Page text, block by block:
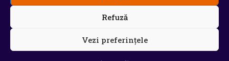
Refuză
Vezi preferințele
Copyright 2026 - Chindia Media
Utilizatorii pot descarca si tipari continut de pe acest
INTERZISE copierea, reproducerea, recompilarea,
decompilarea, distribuirea, publicarea, afisarea,
modificarea, crearea de produse sau servicii complete